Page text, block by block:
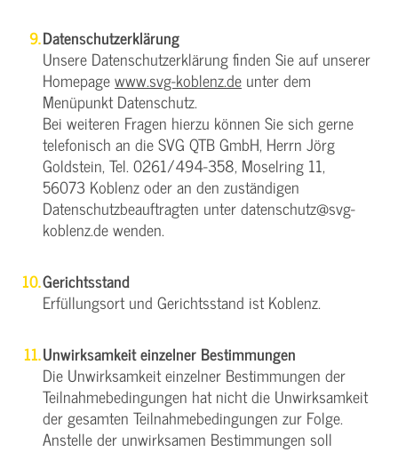
Datenschutzerklärung
Unsere Datenschutzerklärung finden Sie auf unserer
Homepagewww.svg-koblenz.de unter dem
Menüpunkt Datenschutz.
Bei weiteren Fragen hierzu können Sie sich gerne
telefonisch an die SVG QTB GmbH, Herrn Jörg
Goldstein, Tel. 0261/494-358, Moselring 11,
56073 Koblenz oder an den zuständigen
Datenschutzbeauftragten unter datenschutz@svg-
koblenz.de wenden.
Gerichtsstand
Erfüllungsort und Gerichtsstand ist Koblenz.
Unwirksamkeit einzelner Bestimmungen
Die Unwirksamkeit einzelner Bestimmungen der
Teilnahmebedingungen hat nicht die Unwirksamkeit
der gesamten Teilnahmebedingungen zur Folge.
Anstelle der unwirksamen Bestimmungen soll